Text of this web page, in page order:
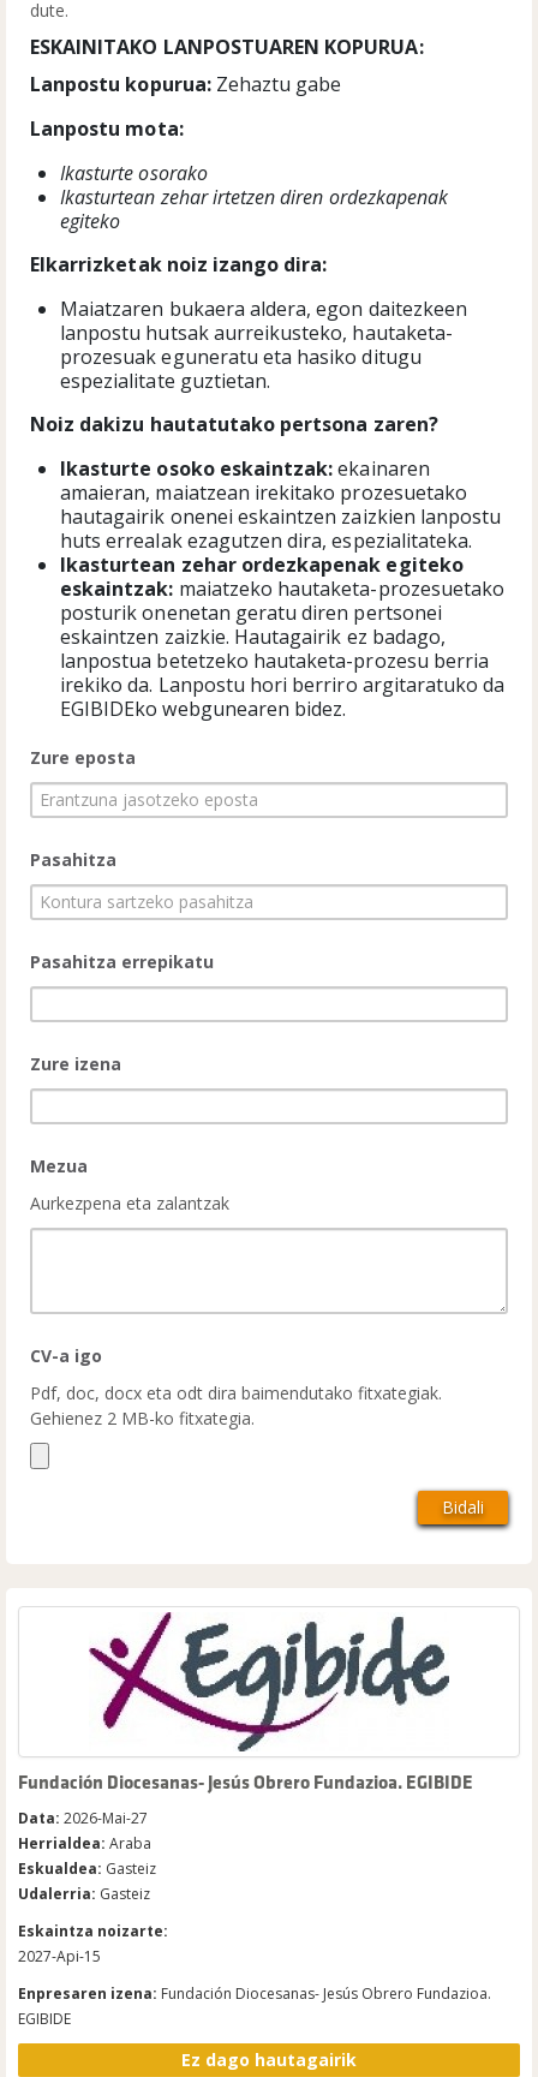
dute.
ESKAINITAKO LANPOSTUAREN KOPURUA:
Lanpostu kopurua:Zehaztu gabe
Lanpostu mota:
Ikasturte osorako
Ikasturtean zehar irtetzen diren ordezkapenak
egiteko
Elkarrizketak noiz izango dira:
Maiatzaren bukaera aldera, egon daitezkeen
lanpostu hutsak aurreikusteko, hautaketa-
prozesuak eguneratu eta hasiko ditugu
espezialitate guztietan.
Noiz dakizu hautatutako pertsona zaren?
Ikasturte osoko eskaintzak:ekainaren
amaieran, maiatzean irekitako prozesuetako
hautagairik onenei eskaintzen zaizkien lanpostu
huts errealak ezagutzen dira, espezialitateka.
Ikasturtean zehar ordezkapenak egiteko
eskaintzak: maiatzeko hautaketa-prozesuetako
posturik onenetan geratu diren pertsonei
eskaintzen zaizkie. Hautagairik ez badago,
lanpostua betetzeko hautaketa-prozesu berria
irekiko da. Lanpostu hori berriro argitaratuko da
EGIBIDEko webgunearen bidez.
Zure eposta
Pasahitza
Pasahitza errepikatu
Zure izena
Mezua
Aurkezpena eta zalantzak
CV-a igo
Pdf, doc, docx eta odt dira baimendutako fitxategiak.
Gehienez 2 MB-ko fitxategia.
Fundación Diocesanas- Jesús Obrero Fundazioa. EGIBIDE
Data: 2026-Mai-27
Herrialdea: Araba
Eskualdea: Gasteiz
Udalerria: Gasteiz
Eskaintza noizarte:
2027-Api-15
Enpresaren izena: Fundación Diocesanas- Jesús Obrero Fundazioa.
EGIBIDE
Ez dago hautagairik